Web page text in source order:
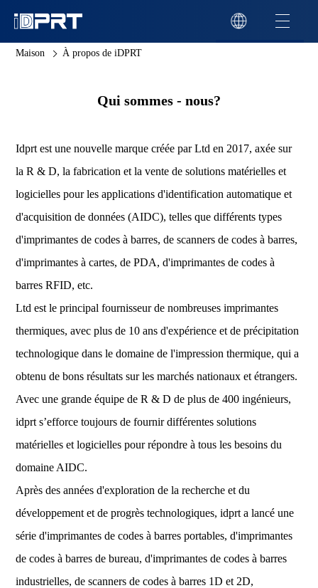
Maison À propos de iDPRT
Qui sommes - nous?
Idprt est une nouvelle marque créée par Ltd en 2017, axée sur
la R & D, la fabrication et la vente de solutions matérielles et
logicielles pour les applications d'identification automatique et
d'acquisition de données (AIDC), telles que différents types
d'imprimantes de codes à barres, de scanners de codes à barres,
d'imprimantes à cartes, de PDA, d'imprimantes de codes à
barres RFID, etc.
Ltd est le principal fournisseur de nombreuses imprimantes
thermiques, avec plus de 10 ans d'expérience et de précipitation
technologique dans le domaine de l'impression thermique, qui a
obtenu de bons résultats sur les marchés nationaux et étrangers.
Avec une grande équipe de R & D de plus de 400 ingénieurs,
idprt s’efforce toujours de fournir différentes solutions
matérielles et logicielles pour répondre à tous les besoins du
domaine AIDC.
Après des années d'exploration de la recherche et du
développement et de progrès technologiques, idprt a lancé une
série d'imprimantes de codes à barres portables, d'imprimantes
de codes à barres de bureau, d'imprimantes de codes à barres
industrielles, de scanners de codes à barres 1D et 2D,